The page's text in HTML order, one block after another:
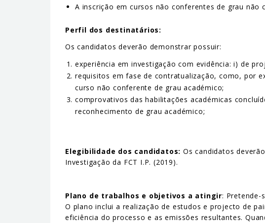
A inscrição em cursos não conferentes de grau
Perfil dos destinatários:
Os candidatos deverão demonstrar possuir:
experiência em investigação com evidência: i) de
requisitos em fase de contratualização, como, por
curso não conferente de grau académico;
comprovativos das habilitações académicas
reconhecimento de grau académico;
Elegibilidade dos candidatos: Os candidatos
Investigação da FCT I.P. (2019).
Plano de trabalhos e objetivos a atingir: Pretende-
O plano inclui a realização de estudos e projecto de
eficiência do processo e as emissões resultantes.